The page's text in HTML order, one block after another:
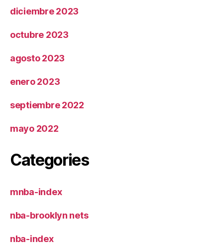
diciembre 2023
octubre 2023
agosto 2023
enero 2023
septiembre 2022
mayo 2022
Categories
mnba-index
nba-brooklyn nets
nba-index